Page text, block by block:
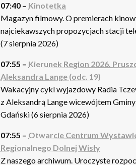
07:40 – Kinotetka
Magazyn filmowy. O premierach
najciekawszych propozycjach stacji
(7 sierpnia 2026)
07:55 – Kierunek Region 2026.
Aleksandra Lange (odc. 19)
Wakacyjny cykl wyjazdowy Radia
z Aleksandrą Lange wicewójtem
Gdański (6 sierpnia 2026)
07:55 – Otwarcie Centrum
Regionalnego Dolnej Wisły
Z naszego archiwum. Uroczyste